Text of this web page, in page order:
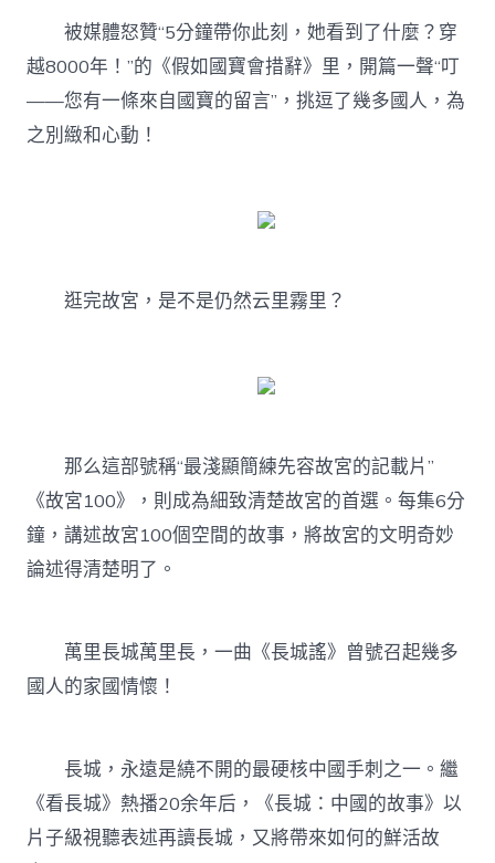
被媒體怒贊“5分鐘帶你此刻，她看到了什麼？穿
越8000年！”的《假如國寶會措辭》里，開篇一聲“叮
——您有一條來自國寶的留言”，挑逗了幾多國人，為
之別緻和心動！
逛完故宮，是不是仍然云里霧里？
那么這部號稱“最淺顯簡練先容故宮的記載片”
《故宮100》，則成為細致清楚故宮的首選。每集6分
鐘，講述故宮100個空間的故事，將故宮的文明奇妙
論述得清楚明了。
萬里長城萬里長，一曲《長城謠》曾號召起幾多
國人的家國情懷！
長城，永遠是繞不開的最硬核中國手刺之一。繼
《看長城》熱播20余年后，《長城：中國的故事》以
片子級視聽表述再讀長城，又將帶來如何的鮮活故